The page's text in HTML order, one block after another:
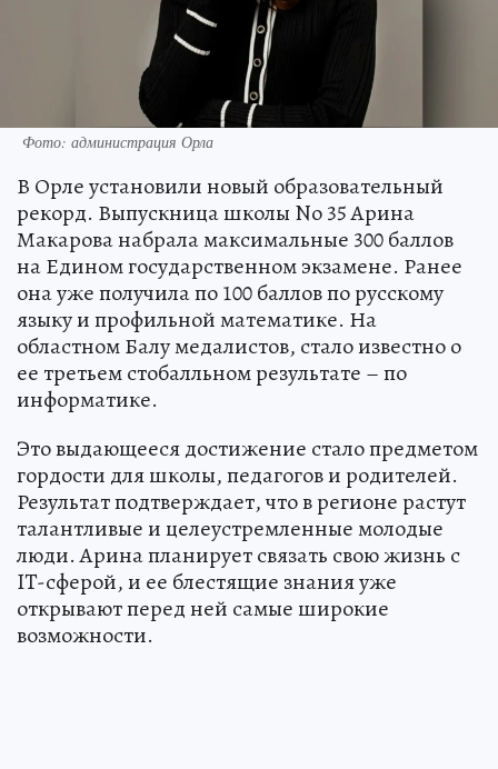
Фото: администрация Орла
В Орле установили новый образовательный
рекорд. Выпускница школы No 35 Арина
Макарова набрала максимальные 300 баллов
на Едином государственном экзамене. Ранее
она уже получила по 100 баллов по русскому
языку и профильной математике. На
областном Балу медалистов, стало известно о
ее третьем стобалльном результате – по
информатике.
Это выдающееся достижение стало предметом
гордости для школы, педагогов и родителей.
Результат подтверждает, что в регионе растут
талантливые и целеустремленные молодые
люди. Арина планирует связать свою жизнь с
IT-сферой, и ее блестящие знания уже
открывают перед ней самые широкие
возможности.